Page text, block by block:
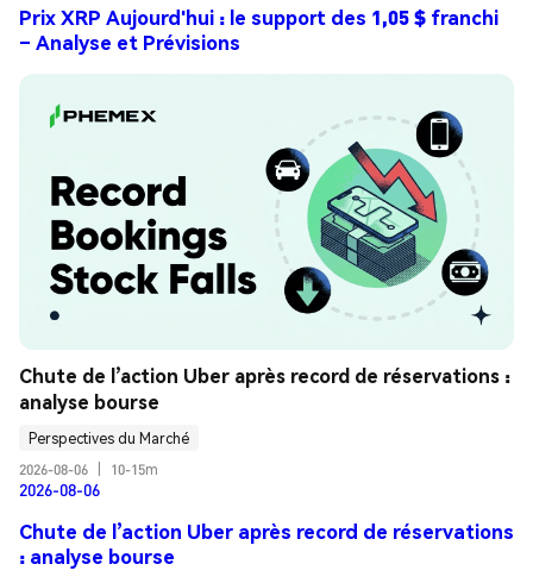
Prix XRP Aujourd'hui : le support des 1,05 $ franchi
– Analyse et Prévisions
Chute de l’action Uber après record de réservations :
analyse bourse
Perspectives du Marché
2026-08-06
10-15m
2026-08-06
Chute de l’action Uber après record de réservations
: analyse bourse